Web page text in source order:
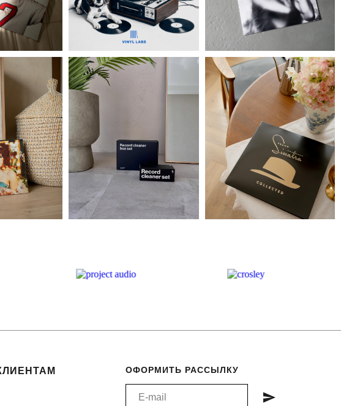
ОФОРМИТЬ РАССЫЛКУ